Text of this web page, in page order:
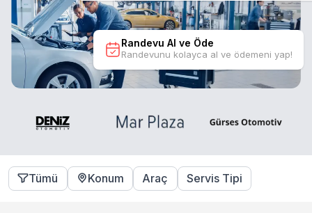
Randevu Al ve Öde
Randevunu kolayca al ve ödemeni yap!
Tümü Konum Araç Servis Tipi